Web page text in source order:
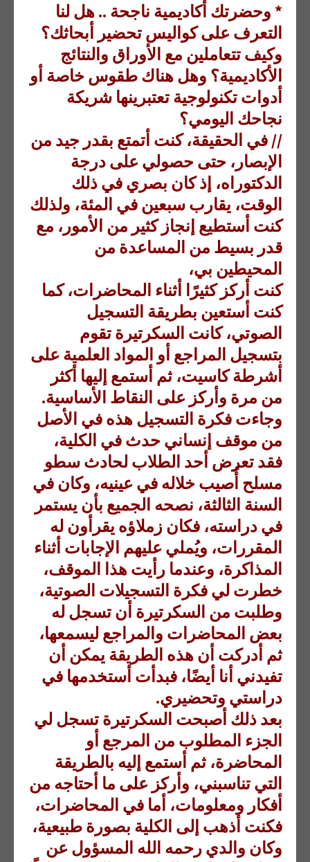
* وحضرتك أكاديمية ناجحة .. هل لنا
التعرف على كواليس تحضير أبحاثك؟
وكيف تتعاملين مع الأوراق والنتائج
الأكاديمية؟ وهل هناك طقوس خاصة أو
أدوات تكنولوجية تعتبرينها شريكة
نجاحك اليومي؟
// في الحقيقة، كنت أتمتع بقدر جيد من
الإبصار، حتى حصولي على درجة
الدكتوراه، إذ كان بصري في ذلك
الوقت، يقارب سبعين في المئة، ولذلك
كنت أستطيع إنجاز كثير من الأمور، مع
قدر بسيط من المساعدة من
المحيطين بي،
كنت أركز كثيرًا أثناء المحاضرات، كما
كنت أستعين بطريقة التسجيل
الصوتي، كانت السكرتيرة تقوم
بتسجيل المراجع أو المواد العلمية على
أشرطة كاسيت، ثم أستمع إليها أكثر
من مرة وأركز على النقاط الأساسية.
وجاءت فكرة التسجيل هذه في الأصل
من موقف إنساني حدث في الكلية،
فقد تعرض أحد الطلاب لحادث سطو
مسلح أُصيب خلاله في عينيه، وكان في
السنة الثالثة، نصحه الجميع بأن يستمر
في دراسته، فكان زملاؤه يقرأون له
المقررات، ويُملي عليهم الإجابات أثناء
المذاكرة، وعندما رأيت هذا الموقف،
خطرت لي فكرة التسجيلات الصوتية،
وطلبت من السكرتيرة أن تسجل له
بعض المحاضرات والمراجع ليسمعها،
ثم أدركت أن هذه الطريقة يمكن أن
تفيدني أنا أيضًا، فبدأت أستخدمها في
دراستي وتحضيري.
بعد ذلك أصبحت السكرتيرة تسجل لي
الجزء المطلوب من المرجع أو
المحاضرة، ثم أستمع إليه بالطريقة
التي تناسبني، وأركز على ما أحتاجه من
أفكار ومعلومات، أما في المحاضرات،
فكنت أذهب إلى الكلية بصورة طبيعية،
وكان والدي رحمه الله المسؤول عن